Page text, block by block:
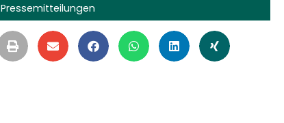
Pressemitteilungen